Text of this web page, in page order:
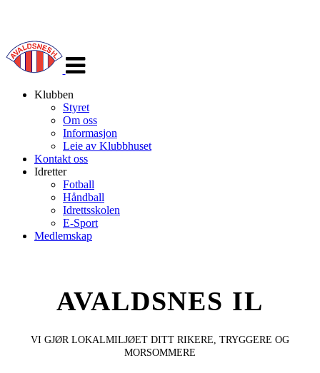
navigasjon
Klubben
Styret
Om oss
Informasjon
Leie av Klubbhuset
Kontakt oss
Idretter
Fotball
Håndball
Idrettsskolen
E-Sport
Medlemskap
AVALDSNES IL
VI GJØR LOKALMILJØET DITT RIKERE, TRYGGERE OG
MORSOMMERE